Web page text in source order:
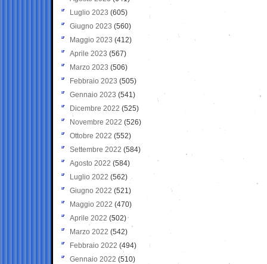
Luglio 2023 (605)
Giugno 2023 (560)
Maggio 2023 (412)
Aprile 2023 (567)
Marzo 2023 (506)
Febbraio 2023 (505)
Gennaio 2023 (541)
Dicembre 2022 (525)
Novembre 2022 (526)
Ottobre 2022 (552)
Settembre 2022 (584)
Agosto 2022 (584)
Luglio 2022 (562)
Giugno 2022 (521)
Maggio 2022 (470)
Aprile 2022 (502)
Marzo 2022 (542)
Febbraio 2022 (494)
Gennaio 2022 (510)